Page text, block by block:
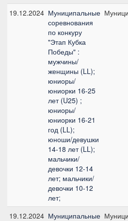
19.12.2024 Муниципальные
соревнования
по конкуру
"Этап Кубка
Победы" :
мужчины/
женщины (LL);
юниоры/
юниорки 16-25
лет (U25) ;
юниоры/
юниорки 16-21
год (LL);
юноши/девушки
14-18 лет (LL);
мальчики/
девочки 12-14
лет; мальчики/
девочки 10-12
лет;
19.12.2024 Муниципальные